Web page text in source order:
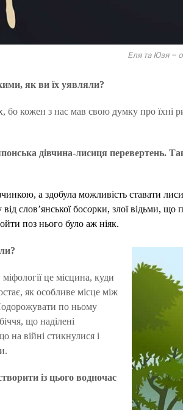
Еля та Юзя – онучки
як ви їх уявляли?
бо кожен з нас мав свою думку про їхні
дівчина-лисиця перевертень.
а здобула можливість ставати
слов’янської босорки, злої відьми, що
поз нього було аж ніяк.
це місцина, куди
як особливе місце між
по ньому
що наділені
на війні стикнулися і
із цього водночас